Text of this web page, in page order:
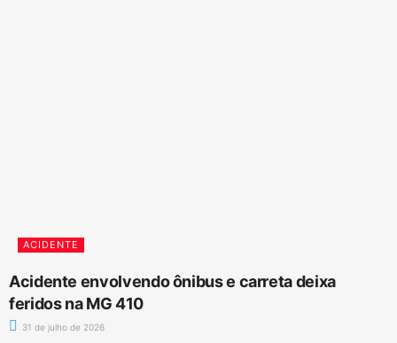
ACIDENTE
Acidente envolvendo ônibus e carreta deixa
feridos na MG 410
31 de julho de 2026